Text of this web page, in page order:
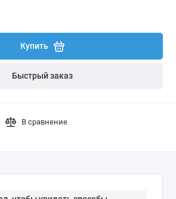
Купить
Быстрый заказ
В сравнение